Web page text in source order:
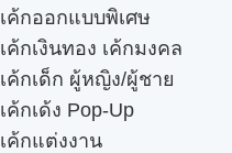
เค้กออกแบบพิเศษ
เค้กเงินทอง เค้กมงคล
เค้กเด็ก ผู้หญิง/ผู้ชาย
เค้กเด้ง Pop-Up
เค้กแต่งงาน